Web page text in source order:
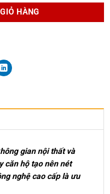
HÀNG
gian nội thất và
căn hộ tạo nên nét
nghệ cao cấp là ưu